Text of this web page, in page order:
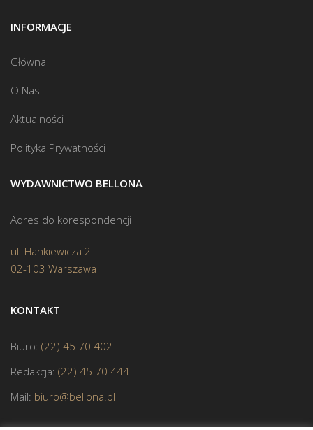
INFORMACJE
Główna
O Nas
Aktualności
Polityka Prywatności
WYDAWNICTWO BELLONA
Adres do korespondencji
ul. Hankiewicza 2
02-103 Warszawa
KONTAKT
Biuro: (22) 45 70 402
Redakcja: (22) 45 70 444
Mail: biuro@bellona.pl